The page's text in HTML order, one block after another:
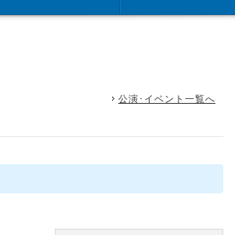
公演･イベント一覧へ